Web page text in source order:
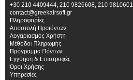
+30 210 4409444, 210 9826608, 210 9810601
contact@greekairsoft.gr
Πληροφορίες
Αποστολή Προϊόντων
Λογαριασμός Χρήστη
Μέθοδοι Πληρωμής
Πρόγραμμα Πόντων
Εγγύηση & Επιστροφές
Όροι Χρήσης
Υπηρεσίες